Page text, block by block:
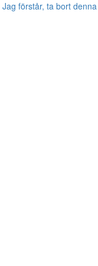
Jag förstår, ta bort